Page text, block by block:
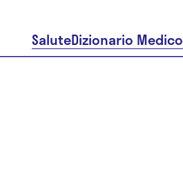
SaluteDizionario Medico